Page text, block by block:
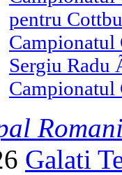
pentru
Campionatul
Sergiu Radu
Campionatul
Galati